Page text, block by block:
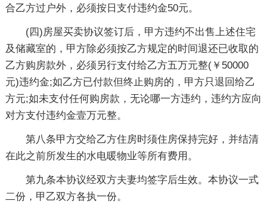
合乙方过户外，必须按日支付违约金50元。
(四)房屋买卖协议签订后，甲方违约不出售上述住宅
及储藏室的，甲方除必须按乙方规定的时间退还已收取的
乙方购房款外，必须另行支付给乙方五万元整(￥50000
元)违约金;如乙方已付款但终止购房的，甲方只退回给乙
方元;如未支付任何购房款，无论哪一方违约，违约方应向
对方支付违约金壹万元整。
第八条甲方交给乙方住房时须住房保持完好，并结清
在此之前所发生的水电暖物业等所有费用。
第九条本协议经双方夫妻均签字后生效。本协议一式
二份，甲乙双方各执一份。